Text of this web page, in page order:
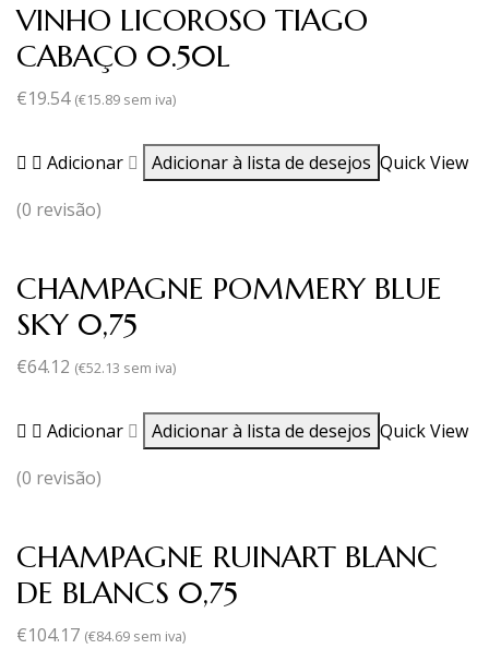
VINHO LICOROSO TIAGO
CABAÇO 0.50L
€19.54 (€15.89 sem iva)
Adicionar Adicionar à lista de desejos Quick View
(0 revisão)
CHAMPAGNE POMMERY BLUE
SKY 0,75
€64.12 (€52.13 sem iva)
Adicionar Adicionar à lista de desejos Quick View
(0 revisão)
CHAMPAGNE RUINART BLANC
DE BLANCS 0,75
€104.17 (€84.69 sem iva)